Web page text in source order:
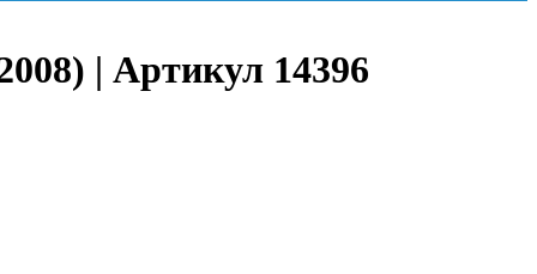
| Артикул 14396